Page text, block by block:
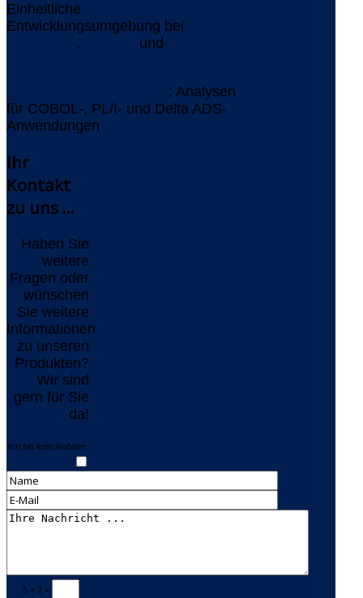
Einheitliche
Entwicklungsumgebung bei
, und
: Analysen
für COBOL-, PL/I- und Delta ADS-
Anwendungen
Ihr
Kontakt
zu uns ...
Haben Sie
weitere
Fragen oder
wünschen
Sie weitere
Informationen
zu unseren
Produkten?
Wir sind
gern für Sie
da!
Ich bin kein Roboter:
5 + 2 =